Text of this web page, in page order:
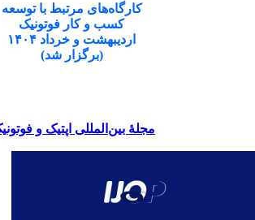
کارگاه‌های مرتبط با توسعه
کسب و کار فوتونیک
اردیبهشت و خرداد ۱۴۰۴
(برگزار شد)
مجلۀ بین‌المللی اپتیک و فوتونیک